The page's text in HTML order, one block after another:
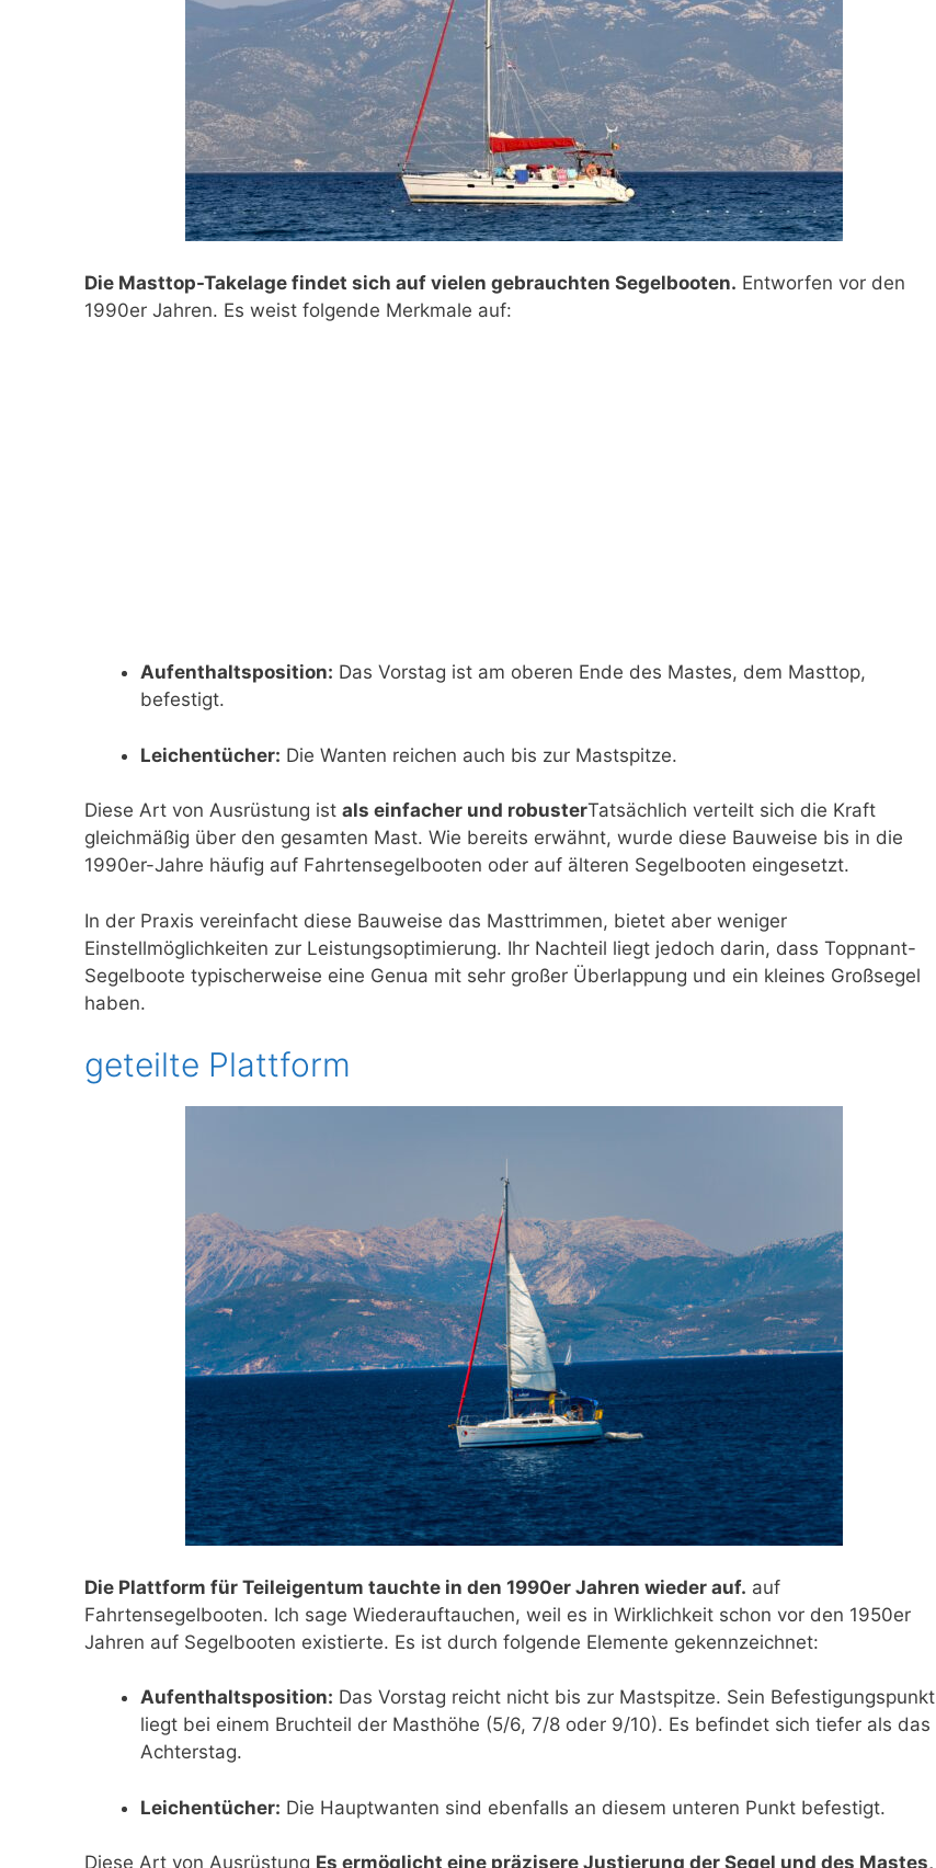
Die Masttop-Takelage findet sich auf vielen gebrauchten Segelbooten. Entworfen vor den
1990er Jahren. Es weist folgende Merkmale auf:
Aufenthaltsposition: Das Vorstag ist am oberen Ende des Mastes, dem Masttop,
befestigt.
Leichentücher: Die Wanten reichen auch bis zur Mastspitze.
Diese Art von Ausrüstung ist als einfacher und robusterTatsächlich verteilt sich die Kraft
gleichmäßig über den gesamten Mast. Wie bereits erwähnt, wurde diese Bauweise bis in die
1990er-Jahre häufig auf Fahrtensegelbooten oder auf älteren Segelbooten eingesetzt.
In der Praxis vereinfacht diese Bauweise das Masttrimmen, bietet aber weniger
Einstellmöglichkeiten zur Leistungsoptimierung. Ihr Nachteil liegt jedoch darin, dass Toppnant-
Segelboote typischerweise eine Genua mit sehr großer Überlappung und ein kleines Großsegel
haben.
geteilte Plattform
Die Plattform für Teileigentum tauchte in den 1990er Jahren wieder auf. auf
Fahrtensegelbooten. Ich sage Wiederauftauchen, weil es in Wirklichkeit schon vor den 1950er
Jahren auf Segelbooten existierte. Es ist durch folgende Elemente gekennzeichnet:
Aufenthaltsposition: Das Vorstag reicht nicht bis zur Mastspitze. Sein Befestigungspunkt
liegt bei einem Bruchteil der Masthöhe (5/6, 7/8 oder 9/10). Es befindet sich tiefer als das
Achterstag.
Leichentücher: Die Hauptwanten sind ebenfalls an diesem unteren Punkt befestigt.
Diese Art von Ausrüstung Es ermöglicht eine präzisere Justierung der Segel und des Mastes,